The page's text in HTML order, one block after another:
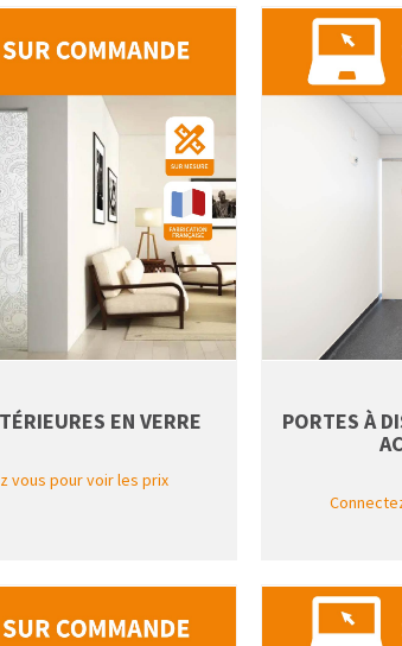
EN VERRE
vous pour voir les prix
PORTES À